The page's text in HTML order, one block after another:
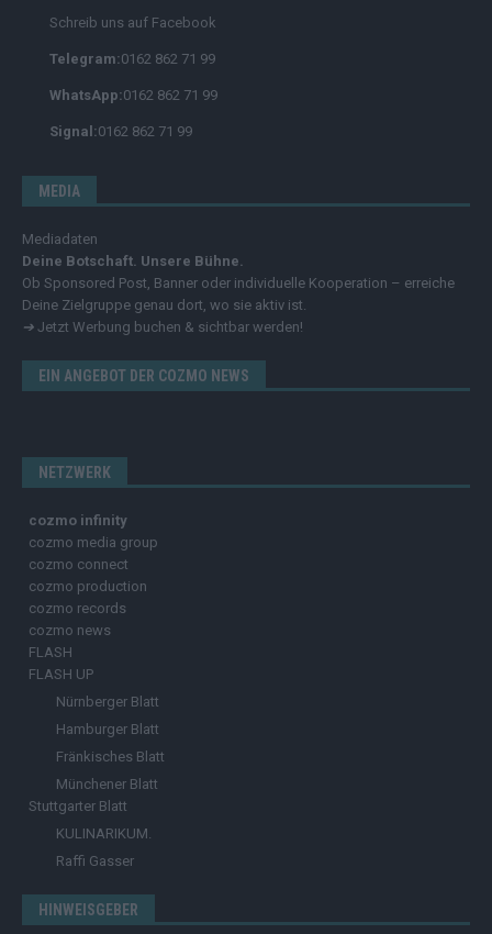
Schreib uns auf Facebook
Telegram:0162 862 71 99
WhatsApp:0162 862 71 99
Signal:0162 862 71 99
MEDIA
Mediadaten
Deine Botschaft. Unsere Bühne.
Ob Sponsored Post, Banner oder individuelle Kooperation – erreiche
Deine Zielgruppe genau dort, wo sie aktiv ist.
➔ Jetzt Werbung buchen & sichtbar werden!
EIN ANGEBOT DER COZMO NEWS
NETZWERK
cozmo infinity
cozmo media group
cozmo connect
cozmo production
cozmo records
cozmo news
FLASH
FLASH UP
Nürnberger Blatt
Hamburger Blatt
Fränkisches Blatt
Münchener Blatt
Stuttgarter Blatt
KULINARIKUM.
Raffi Gasser
HINWEISGEBER